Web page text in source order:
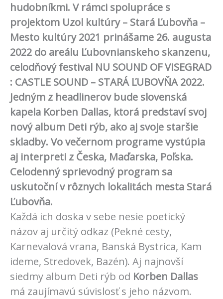
hudobníkmi. V rámci spolupráce s
projektom Uzol kultúry – Stará Ľubovňa –
Mesto kultúry 2021 prinášame 26. augusta
2022 do areálu Ľubovnianskeho skanzenu,
celodňový festival NU SOUND OF VISEGRAD
: CASTLE SOUND – STARÁ ĽUBOVŇA 2022.
Jedným z headlinerov bude slovenská
kapela Korben Dallas, ktorá predstaví svoj
nový album Deti rýb, ako aj svoje staršie
skladby. Vo večernom programe vystúpia
aj interpreti z Česka, Maďarska, Poľska.
Celodenný sprievodný program sa
uskutoční v rôznych lokalitách mesta Stará
Ľubovňa.
Každá ich doska v sebe nesie poetický
názov aj určitý odkaz (Pekné cesty,
Karnevalová vrana, Banská Bystrica, Kam
ideme, Stredovek, Bazén). Aj najnovší
siedmy album Deti rýb od Korben Dallas
má zaujímavú súvislosť s jeho názvom.